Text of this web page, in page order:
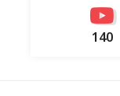
140